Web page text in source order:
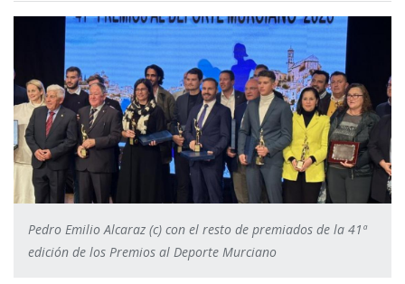
Pedro Emilio Alcaraz (c) con el resto de premiados de la 41ª
edición de los Premios al Deporte Murciano